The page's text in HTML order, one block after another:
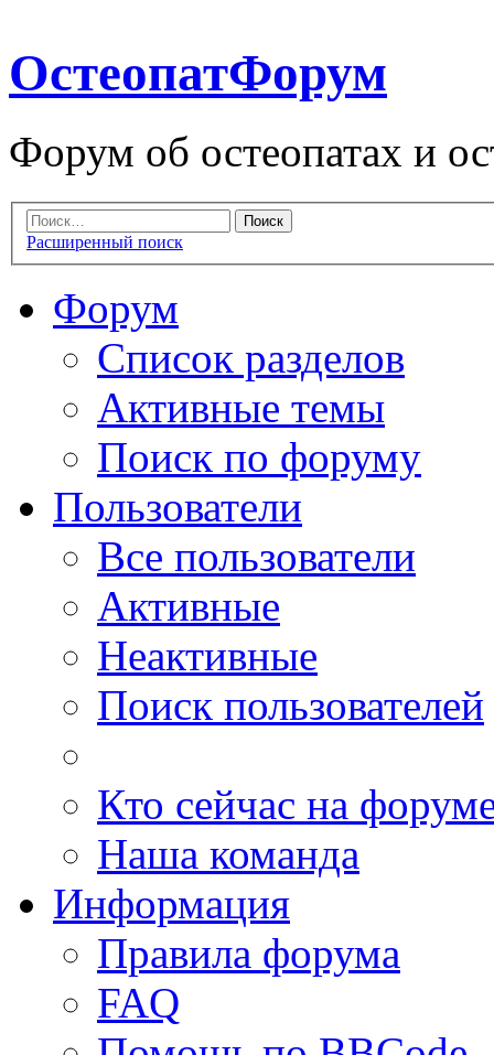
ОстеопатФорум
Форум об остеопатах и
Расширенный поиск
Форум
Список разделов
Активные темы
Поиск по форуму
Пользователи
Все пользователи
Активные
Неактивные
Поиск пользователей
Кто сейчас на
Наша команда
Информация
Правила форума
FAQ